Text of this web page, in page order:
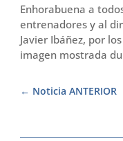
Enhorabuena a
entrenadores y al
Javier Ibáñez, por
imagen mostrada
Noticia ANTERIOR